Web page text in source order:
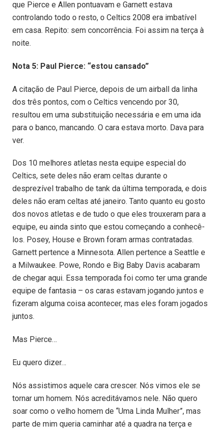
que Pierce e Allen pontuavam e Garnett estava
controlando todo o resto, o Celtics 2008 era imbatível
em casa. Repito: sem concorrência. Foi assim na terça à
noite.
Nota 5: Paul Pierce: “estou cansado”
A citação de Paul Pierce, depois de um airball da linha
dos três pontos, com o Celtics vencendo por 30,
resultou em uma substituição necessária e em uma ida
para o banco, mancando. O cara estava morto. Dava para
ver.
Dos 10 melhores atletas nesta equipe especial do
Celtics, sete deles não eram celtas durante o
desprezível trabalho de tank da última temporada, e dois
deles não eram celtas até janeiro. Tanto quanto eu gosto
dos novos atletas e de tudo o que eles trouxeram para a
equipe, eu ainda sinto que estou começando a conhecê-
los. Posey, House e Brown foram armas contratadas.
Garnett pertence a Minnesota. Allen pertence a Seattle e
a Milwaukee. Powe, Rondo e Big Baby Davis acabaram
de chegar aqui. Essa temporada foi como ter uma grande
equipe de fantasia – os caras estavam jogando juntos e
fizeram alguma coisa acontecer, mas eles foram jogados
juntos.
Mas Pierce…
Eu quero dizer…
Nós assistimos aquele cara crescer. Nós vimos ele se
tornar um homem. Nós acreditávamos nele. Não quero
soar como o velho homem de “Uma Linda Mulher”, mas
parte de mim queria caminhar até a quadra na terça e